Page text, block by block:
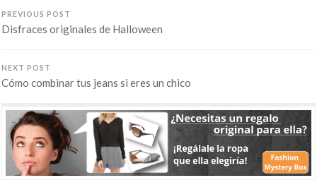
PREVIOUS POST
Disfraces originales de Halloween
NEXT POST
Cómo combinar tus jeans si eres un chico